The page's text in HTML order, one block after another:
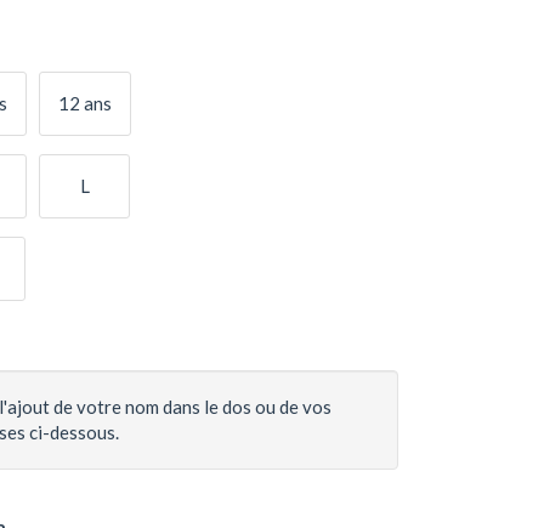
12 ans
L
de votre nom dans le dos ou de vos
ci-dessous.